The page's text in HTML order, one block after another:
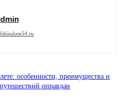
особенности, преимущества и
оправдан